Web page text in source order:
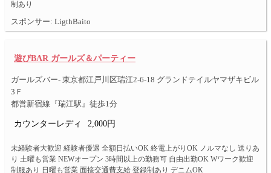
制あり
スポンサー: LigthBaito
遊びBAR ガールズ＆パーティー
ガールズバー- 東京都江戸川区瑞江2-6-18 グランドテイルヤマザキビル
3Ｆ
都営新宿線『瑞江駅』徒歩1分
カウンターレディ 2,000円
未経験者大歓迎 経験者優遇 全額日払いOK 終電上がりOK ノルマなし 送りあ
り 土曜も営業 NEWオープン 3時間以上の勤務可 自由出勤OK Wワーク歓迎
制服あり 日曜も営業 面接交通費支給 登録制あり デニムOK